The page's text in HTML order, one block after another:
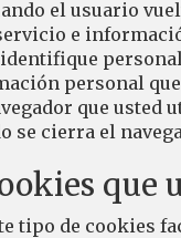
el usuario
e
personal
que usted
se cierra el
que
tipo de cookies